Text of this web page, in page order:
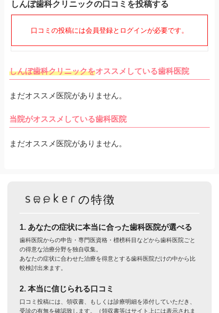
しんぼ歯科クリニックの口コミを投稿する
口コミの投稿には会員登録とログインが必要です。
しんぼ歯科クリニックをオススメしている歯科医院
まだオススメ医院がありません。
当院がオススメしている歯科医院
まだオススメ医院がありません。
の特徴
1. あなたの症状に本当に合った歯科医院が選べる
歯科医院からの申告・専門医資格・標榜科目などから歯科医院ごと
の得意な治療分野を独自収集。
あなたの症状に合わせた治療を得意とする歯科医院だけの中から比
較検討出来ます。
2. 本当に信じられる口コミ
口コミ投稿には、領収書、もしくは診療明細を添付していただき、
受診の有無を確認致します。（領収書等はサイト上には表示されま